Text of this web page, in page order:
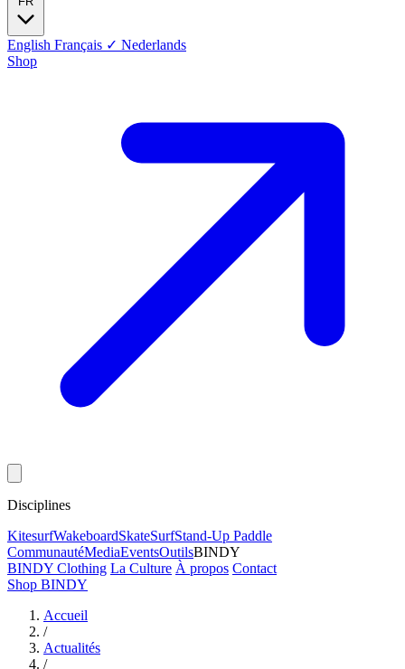
English Français ✓ Nederlands
Shop
Disciplines
KitesurfWakeboardSkateSurfStand-Up Paddle
CommunautéMediaEventsOutilsBINDY
BINDY Clothing La Culture À propos Contact
Shop BINDY
Accueil
/
Actualités
/